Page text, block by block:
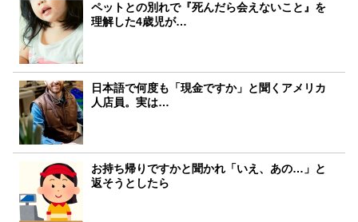
ペットとの別れで『死んだら会えないこと』を
理解した4歳児が…
日本語で何度も「現金ですか」と聞くアメリカ
人店員。実は…
お持ち帰りですかと聞かれ「いえ、あの…」と
返そうとしたら